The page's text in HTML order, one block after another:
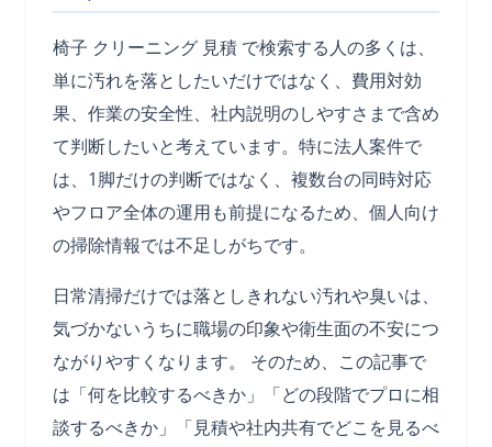
椅子 クリーニング 見積 で検索する人の多くは、
単に汚れを落としたいだけではなく、費用対効
果、作業の安全性、社内説明のしやすさまで含め
て判断したいと考えています。特に法人案件で
は、1脚だけの判断ではなく、複数台の同時対応
やフロア全体の運用も前提になるため、個人向け
の掃除情報では不足しがちです。
日常清掃だけでは落としきれない汚れや臭いは、
気づかないうちに職場の印象や衛生面の不安につ
ながりやすくなります。 そのため、この記事で
は「何を比較するべきか」「どの段階でプロに相
談するべきか」「見積や社内共有でどこを見るべ